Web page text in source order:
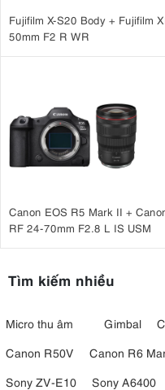
Fujifilm X-S20 Body + Fujifilm
50mm F2 R WR
Canon EOS R5 Mark II +
RF 24-70mm F2.8 L IS USM
Tìm kiếm nhiều
Micro thu âm Gimbal
Canon R50V
Canon R6
Sony ZV-E10
Sony A6400